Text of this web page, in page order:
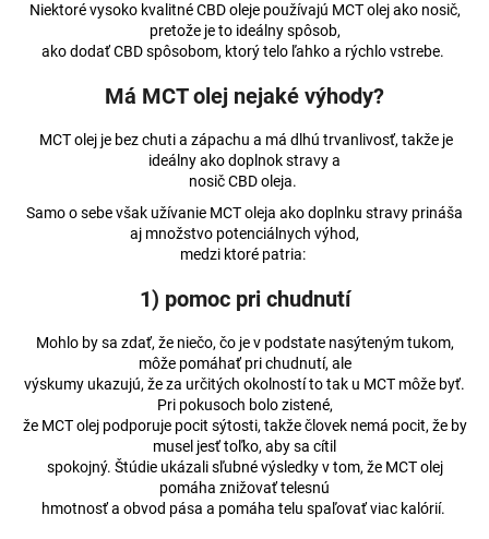
Niektoré vysoko kvalitné CBD oleje používajú MCT olej ako nosič,
pretože je to ideálny spôsob,
ako dodať CBD spôsobom, ktorý telo ľahko a rýchlo vstrebe.
Má MCT olej nejaké výhody?
MCT olej je bez chuti a zápachu a má dlhú trvanlivosť, takže je
ideálny ako doplnok stravy a
nosič CBD oleja.
Samo o sebe však užívanie MCT oleja ako doplnku stravy prináša
aj množstvo potenciálnych výhod,
medzi ktoré patria:
1) pomoc pri chudnutí
Mohlo by sa zdať, že niečo, čo je v podstate nasýteným tukom,
môže pomáhať pri chudnutí, ale
výskumy ukazujú, že za určitých okolností to tak u MCT môže byť.
Pri pokusoch bolo zistené,
že MCT olej podporuje pocit sýtosti, takže človek nemá pocit, že by
musel jesť toľko, aby sa cítil
spokojný. Štúdie ukázali sľubné výsledky v tom, že MCT olej
pomáha znižovať telesnú
hmotnosť a obvod pása a pomáha telu spaľovať viac kalórií.
ČOKOLÁDA